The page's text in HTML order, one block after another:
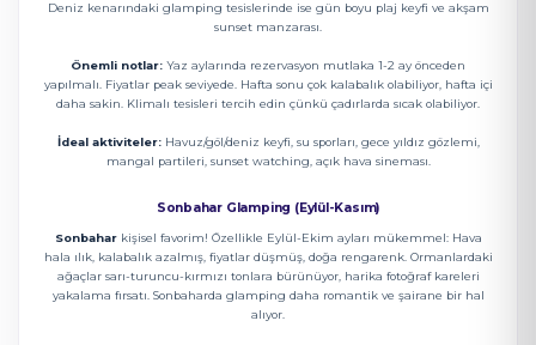
Deniz kenarındaki glamping tesislerinde ise gün boyu plaj keyfi ve akşam
sunset manzarası.
Önemli notlar: Yaz aylarında rezervasyon mutlaka 1-2 ay önceden
yapılmalı. Fiyatlar peak seviyede. Hafta sonu çok kalabalık olabiliyor, hafta içi
daha sakin. Klimalı tesisleri tercih edin çünkü çadırlarda sıcak olabiliyor.
İdeal aktiviteler:Havuz/göl/deniz keyfi, su sporları, gece yıldız gözlemi,
mangal partileri, sunset watching, açık hava sineması.
Sonbahar Glamping (Eylül-Kasım)
Sonbaharkişisel favorim! Özellikle Eylül-Ekim ayları mükemmel: Hava
hala ılık, kalabalık azalmış, fiyatlar düşmüş, doğa rengarenk. Ormanlardaki
ağaçlar sarı-turuncu-kırmızı tonlara bürünüyor, harika fotoğraf kareleri
yakalama fırsatı. Sonbaharda glamping daha romantik ve şairane bir hal
alıyor.